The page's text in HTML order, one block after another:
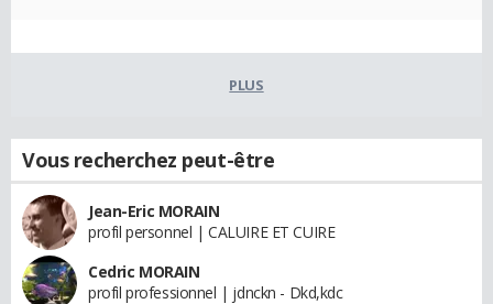
PLUS
Vous recherchez peut-être
Jean-Eric MORAIN
profil personnel | CALUIRE ET CUIRE
Cedric MORAIN
profil professionnel | jdnckn - Dkd,kdc